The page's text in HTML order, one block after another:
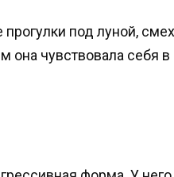
прогулки под луной,
чувствовала себя в